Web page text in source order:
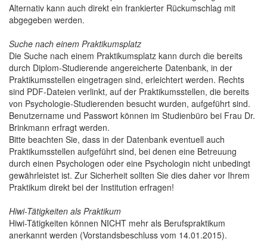
Alternativ kann auch direkt ein frankierter Rückumschlag mit
abgegeben werden.
Suche nach einem Praktikumsplatz
Die Suche nach einem Praktikumsplatz kann durch die bereits
durch Diplom-Studierende angereicherte Datenbank, in der
Praktikumsstellen eingetragen sind, erleichtert werden. Rechts
sind PDF-Dateien verlinkt, auf der Praktikumsstellen, die bereits
von Psychologie-Studierenden besucht wurden, aufgeführt sind.
Benutzername und Passwort können im Studienbüro bei Frau Dr.
Brinkmann erfragt werden.
Bitte beachten Sie, dass in der Datenbank eventuell auch
Praktikumsstellen aufgeführt sind, bei denen eine Betreuung
durch einen Psychologen oder eine Psychologin nicht unbedingt
gewährleistet ist. Zur Sicherheit sollten Sie dies daher vor Ihrem
Praktikum direkt bei der Institution erfragen!
Hiwi-Tätigkeiten als Praktikum
Hiwi-Tätigkeiten können NICHT mehr als Berufspraktikum
anerkannt werden (Vorstandsbeschluss vom 14.01.2015).